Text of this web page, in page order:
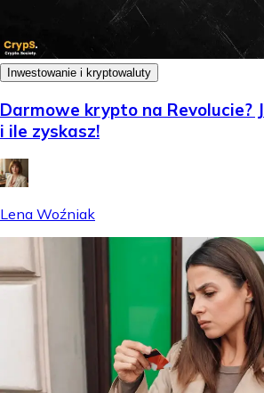
Inwestowanie i kryptowaluty
Darmowe krypto na Revolucie?
i ile zyskasz!
Lena Woźniak